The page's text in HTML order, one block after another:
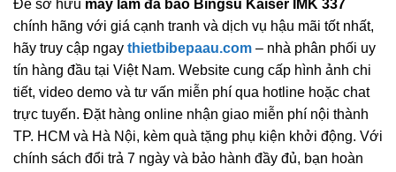
Để sở hữu máy làm đá bào Bingsu Kaiser IMK 337
chính hãng với giá cạnh tranh và dịch vụ hậu mãi tốt nhất,
hãy truy cập ngay thietbibepaau.com – nhà phân phối uy
tín hàng đầu tại Việt Nam. Website cung cấp hình ảnh chi
tiết, video demo và tư vấn miễn phí qua hotline hoặc chat
trực tuyến. Đặt hàng online nhận giao miễn phí nội thành
TP. HCM và Hà Nội, kèm quà tặng phụ kiện khởi động. Với
chính sách đổi trả 7 ngày và bảo hành đầy đủ, bạn hoàn